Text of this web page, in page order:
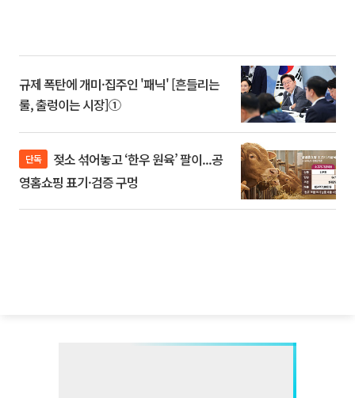
규제 폭탄에 개미·집주인 '패닉' [흔들리는
룰, 출렁이는 시장]①
단독
영홈쇼핑 표기·검증 구멍